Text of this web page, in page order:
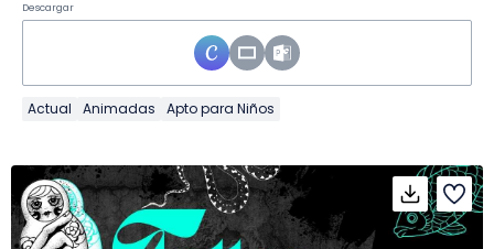
Descargar
Actual Animadas Apto para Niños